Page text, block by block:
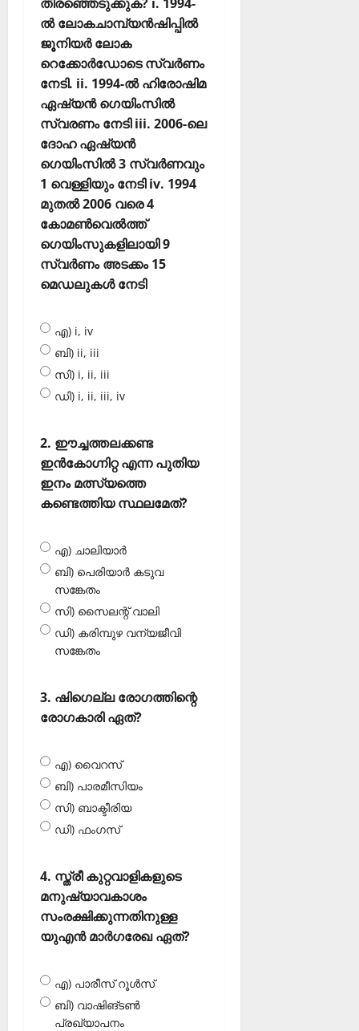
ല്‍ ലോകചാമ്പ്യന്‍ഷിപ്പില്‍
ജൂനിയര്‍ ലോക
റെക്കോര്‍ഡോടെ സ്വര്‍ണം
നേടി. ii. 1994-ല്‍ ഹിരോഷിമ
ഏഷ്യന്‍ ഗെയിംസില്‍
സ്വരണം നേടി iii. 2006-ലെ
ദോഹ ഏഷ്യന്‍
ഗെയിംസില്‍ 3 സ്വര്‍ണവും
1 വെള്ളിയും നേടി iv. 1994
മുതല്‍ 2006 വരെ 4
കോമണ്‍വെല്‍ത്ത്
ഗെയിംസുകളിലായി 9
സ്വര്‍ണം അടക്കം 15
മെഡലുകള്‍ നേടി
എ) i, iv
ബി) ii, iii
സി) i, ii, iii
ഡി) i, ii, iii, iv
2. ഈച്ചത്തലക്കണ്ട
ഇന്‍കോഗ്നിറ്റ എന്ന പുതിയ
ഇനം മത്സ്യത്തെ
കണ്ടെത്തിയ സ്ഥലമേത്?
എ) ചാലിയാര്‍
ബി) പെരിയാര്‍ കടുവ
സങ്കേതം
സി) സൈലന്റ് വാലി
ഡി) കരിമ്പുഴ വന്യജീവി
സങ്കേതം
3. ഷിഗെല്ല രോഗത്തിന്റെ
രോഗകാരി ഏത്?
എ) വൈറസ്
ബി) പാരമീസിയം
സി) ബാക്ടീരിയ
ഡി) ഫംഗസ്‌
4. സ്ത്രീ കുറ്റവാളികളുടെ
മനുഷ്യാവകാശം
സംരക്ഷിക്കുന്നതിനുള്ള
യുഎന്‍ മാര്‍ഗരേഖ ഏത്?
എ) പാരീസ് റൂള്‍സ്
ബി) വാഷിങ്ടണ്‍
പ്രഖ്യാപനം